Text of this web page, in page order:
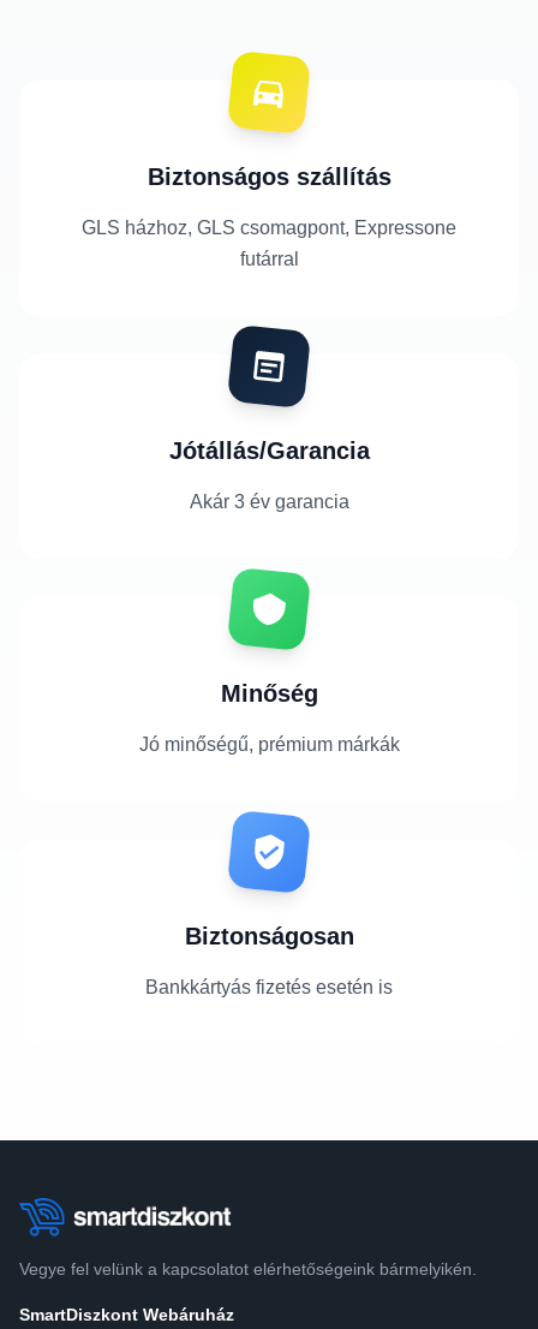
Biztonságos szállítás
GLS házhoz, GLS csomagpont, Expressone
futárral
Jótállás/Garancia
Akár 3 év garancia
Minőség
Jó minőségű, prémium márkák
Biztonságosan
Bankkártyás fizetés esetén is
Vegye fel velünk a kapcsolatot elérhetőségeink bármelyikén.
SmartDiszkont Webáruház